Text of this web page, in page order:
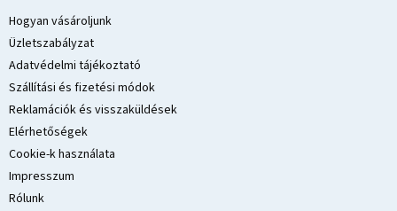
Hogyan vásároljunk
Üzletszabályzat
Adatvédelmi tájékoztató
Szállítási és fizetési módok
Reklamációk és visszaküldések
Elérhetőségek
Cookie-k használata
Impresszum
Rólunk